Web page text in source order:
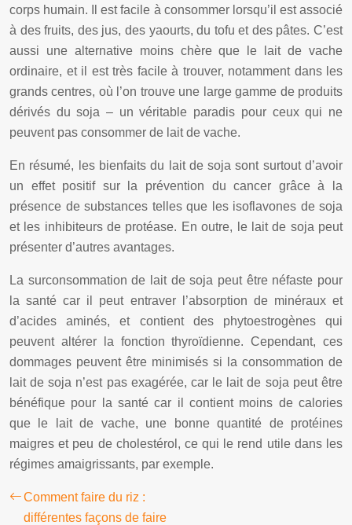
corps humain. Il est facile à consommer lorsqu’il est associé
à des fruits, des jus, des yaourts, du tofu et des pâtes. C’est
aussi une alternative moins chère que le lait de vache
ordinaire, et il est très facile à trouver, notamment dans les
grands centres, où l’on trouve une large gamme de produits
dérivés du soja – un véritable paradis pour ceux qui ne
peuvent pas consommer de lait de vache.
En résumé, les bienfaits du lait de soja sont surtout d’avoir
un effet positif sur la prévention du cancer grâce à la
présence de substances telles que les isoflavones de soja
et les inhibiteurs de protéase. En outre, le lait de soja peut
présenter d’autres avantages.
La surconsommation de lait de soja peut être néfaste pour
la santé car il peut entraver l’absorption de minéraux et
d’acides aminés, et contient des phytoestrogènes qui
peuvent altérer la fonction thyroïdienne. Cependant, ces
dommages peuvent être minimisés si la consommation de
lait de soja n’est pas exagérée, car le lait de soja peut être
bénéfique pour la santé car il contient moins de calories
que le lait de vache, une bonne quantité de protéines
maigres et peu de cholestérol, ce qui le rend utile dans les
régimes amaigrissants, par exemple.
Comment faire du riz :
différentes façons de faire